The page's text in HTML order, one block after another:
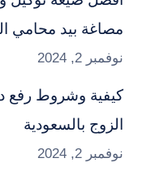
مصاغة بيد محامي
نوفمبر 2, 2024
كيفية وشروط رفع
الزوج بالسعودية
نوفمبر 2, 2024